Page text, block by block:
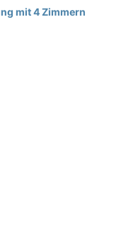
mit 4 Zimmern